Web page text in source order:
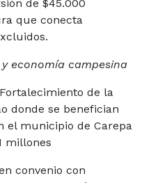
de $45.000
que conecta
economía campesina
de la
donde se benefician
el municipio de Carepa
millones
convenio con